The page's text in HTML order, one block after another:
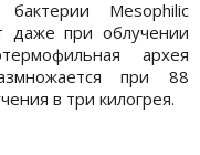
Mesophilic
даже при облучении
архея
при 88
в три килогрея.